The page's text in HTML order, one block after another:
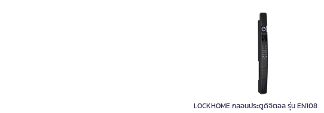
จัดส่งอย่างเดียว
จัดส่งพร้อมติดตั้ง
ชำระเต็ม
ผ่อนชำระ
LOCKHOME กลอนประตูดิจิตอล รุ่น EN108
LOCKHOME กลอนประตูดิจิตอล รุ่น EN108